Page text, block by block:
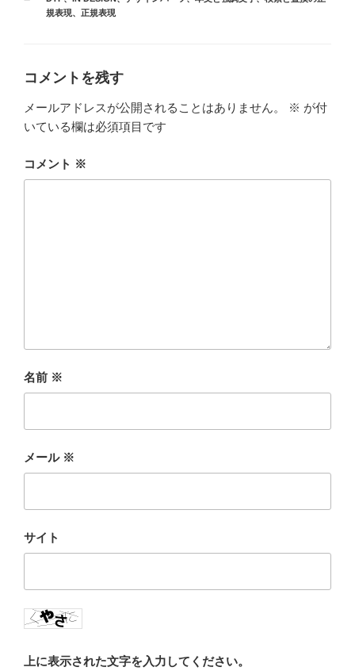
テ
規表現、 正規表現
コメントを残す
メールアドレスが公開されることはありません。 ※ が付
いている欄は必須項目です
コメント ※
名前 ※
メール ※
サイト
上に表示された文字を入力してください。